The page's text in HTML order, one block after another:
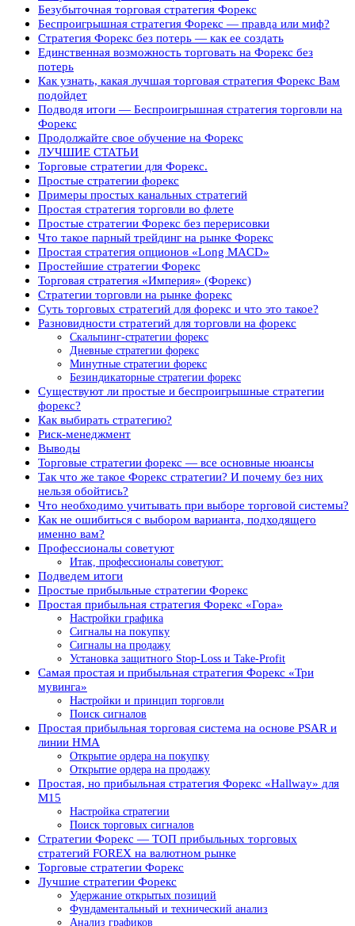
Безубыточная торговая стратегия Форекс
Беспроигрышная стратегия Форекс — правда или миф?
Стратегия Форекс без потерь — как ее создать
Единственная возможность торговать на Форекс без
потерь
Как узнать, какая лучшая торговая стратегия Форекс Вам
подойдет
Подводя итоги — Беспроигрышная стратегия торговли на
Форекс
Продолжайте свое обучение на Форекс
ЛУЧШИЕ СТАТЬИ
Торговые стратегии для Форекс.
Простые стратегии форекс
Примеры простых канальных стратегий
Простая стратегия торговли во флете
Простые стратегии Форекс без перерисовки
Что такое парный трейдинг на рынке Форекс
Простая стратегия опционов «Long MACD»
Простейшие стратегии Форекс
Торговая стратегия «Империя» (Форекс)
Стратегии торговли на рынке форекс
Суть торговых стратегий для форекс и что это такое?
Разновидности стратегий для торговли на форекс
Скальпинг-стратегии форекс
Дневные стратегии форекс
Минутные стратегии форекс
Безиндикаторные стратегии форекс
Существуют ли простые и беспроигрышные стратегии
форекс?
Как выбирать стратегию?
Риск-менеджмент
Выводы
Торговые стратегии форекс — все основные нюансы
Так что же такое Форекс стратегии? И почему без них
нельзя обойтись?
Что необходимо учитывать при выборе торговой системы?
Как не ошибиться с выбором варианта, подходящего
именно вам?
Профессионалы советуют
Итак, профессионалы советуют:
Подведем итоги
Простые прибыльные стратегии Форекс
Простая прибыльная стратегия Форекс «Гора»
Настройки графика
Сигналы на покупку
Сигналы на продажу
Установка защитного Stop-Loss и Take-Profit
Самая простая и прибыльная стратегия Форекс «Три
мувинга»
Настройки и принцип торговли
Поиск сигналов
Простая прибыльная торговая система на основе PSAR и
линии HMA
Открытие ордера на покупку
Открытие ордера на продажу
Простая, но прибыльная стратегия Форекс «Hallway» для
M15
Настройка стратегии
Поиск торговых сигналов
Стратегии Форекс — ТОП прибыльных торговых
стратегий FOREX на валютном рынке
Торговые стратегии Форекс
Лучшие стратегии Форекс
Удержание открытых позиций
Фундаментальный и технический анализ
Анализ графиков